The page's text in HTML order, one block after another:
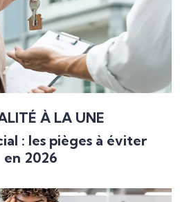
À LA UNE
: les pièges à éviter
en 2026